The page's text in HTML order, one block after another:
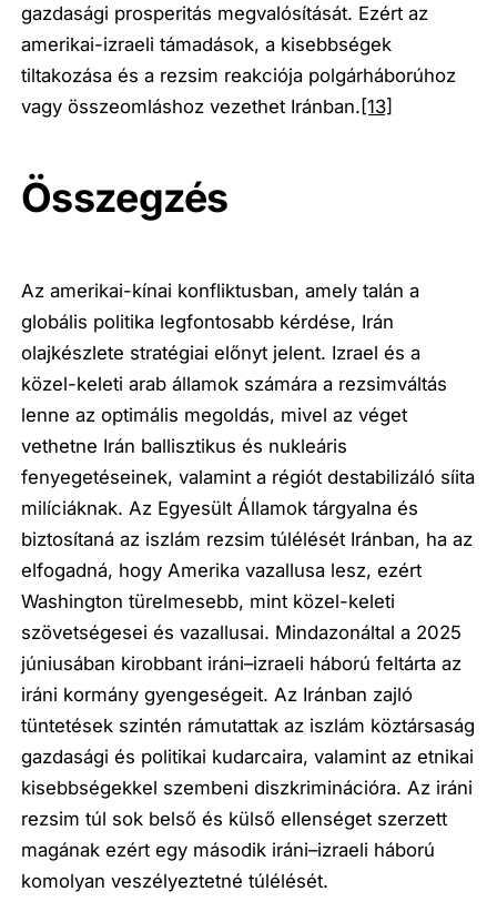
gazdasági prosperitás megvalósítását. Ezért az
amerikai-izraeli támadások, a kisebbségek
tiltakozása és a rezsim reakciója polgárháborúhoz
vagy összeomláshoz vezethet Iránban. [13]
Összegzés
Az amerikai-kínai konfliktusban, amely talán a
globális politika legfontosabb kérdése, Irán
olajkészlete stratégiai előnyt jelent. Izrael és a
közel-keleti arab államok számára a rezsimváltás
lenne az optimális megoldás, mivel az véget
vethetne Irán ballisztikus és nukleáris
fenyegetéseinek, valamint a régiót destabilizáló síita
milíciáknak. Az Egyesült Államok tárgyalna és
biztosítaná az iszlám rezsim túlélését Iránban, ha az
elfogadná, hogy Amerika vazallusa lesz, ezért
Washington türelmesebb, mint közel-keleti
szövetségesei és vazallusai. Mindazonáltal a 2025
júniusában kirobbant iráni–izraeli háború feltárta az
iráni kormány gyengeségeit. Az Iránban zajló
tüntetések szintén rámutattak az iszlám köztársaság
gazdasági és politikai kudarcaira, valamint az etnikai
kisebbségekkel szembeni diszkriminációra. Az iráni
rezsim túl sok belső és külső ellenséget szerzett
magának ezért egy második iráni–izraeli háború
komolyan veszélyeztetné túlélését.